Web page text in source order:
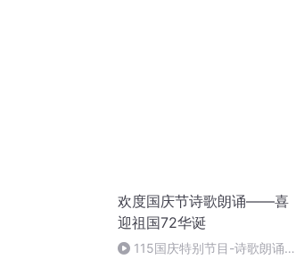
欢度国庆节诗歌朗诵——喜
迎祖国72华诞
115国庆特别节目-诗歌朗诵-